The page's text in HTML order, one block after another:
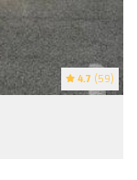
4.7 (59)